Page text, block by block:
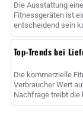
Die Ausstattung
Fitnessgeräten ist
entscheidend sein
Top-Trends bei
Die kommerzielle
Verbraucher Wert
Nachfrage treibt die